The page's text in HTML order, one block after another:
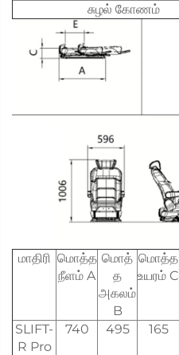
சுழல் கோணம்
மாதிரி மொத்த
நீளம் A
மொத்
த
அகலம்
B
மொத்த
உயரம் C
SLIFT-
R Pro
740 495 165